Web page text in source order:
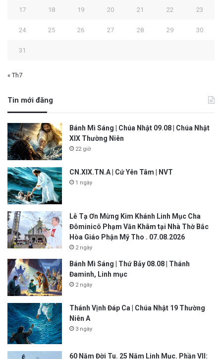
17 18 19 20 21 22 23
24 25 26 27 28 29 30
31
« Th7
Tin mới đăng
Bánh Mì Sáng | Chúa Nhật 09.08 | Chúa Nhật
XIX Thường Niên
22 giờ
CN.XIX.TN.A | Cứ Yên Tâm | NVT
1 ngày
Lễ Tạ Ơn Mừng Kim Khánh Linh Mục Cha
Đôminicô Phạm Văn Khâm tại Nhà Thờ Bắc
Hòa Giáo Phận Mỹ Tho . 07.08.2026
2 ngày
Bánh Mì Sáng | Thứ Bảy 08.08 | Thánh
Đaminh, Linh mục
2 ngày
Thánh Vịnh Đáp Ca | Chúa Nhật 19 Thường
Niên A
3 ngày
60 Năm Đời Tu. 25 Năm Linh Mục. Phần VII: